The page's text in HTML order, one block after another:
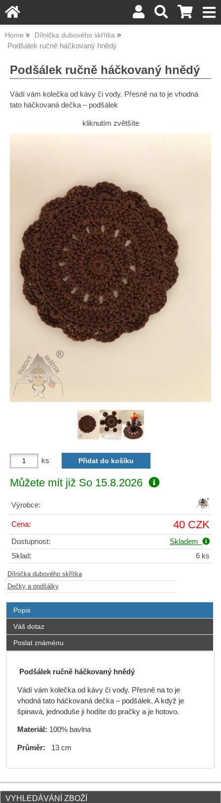
Home Dílnička dubového skřítka
Podšálek ručně háčkovaný hnědý
Podšálek ručně háčkovaný hnědý
Vádí vám kolečka od kávy či vody. Přesně na to je vhodná
tato háčkovaná dečka – podšálek
kliknutím zvětšíte
ks
Můžete mít již So 15.8.2026
Výrobce:
Cena: 40 CZK
Dostupnost:
Skladem
Sklad:
6 ks
Dílnička dubového skřítka
Dečky a podšálky
Popis
Váš dotaz
Poslat známénu
Podšálek ručně háčkovaný hnědý
Vádí vám kolečka od kávy či vody. Přesně na to je
vhodná tato háčkovaná dečka – podšálek. A když je
špinavá, jednoduše ji hodíte do pračky a je hotovo.
Materiál: 100% bavlna
Průměr: 13 cm
VYHLEDÁVÁNÍ ZBOŽÍ